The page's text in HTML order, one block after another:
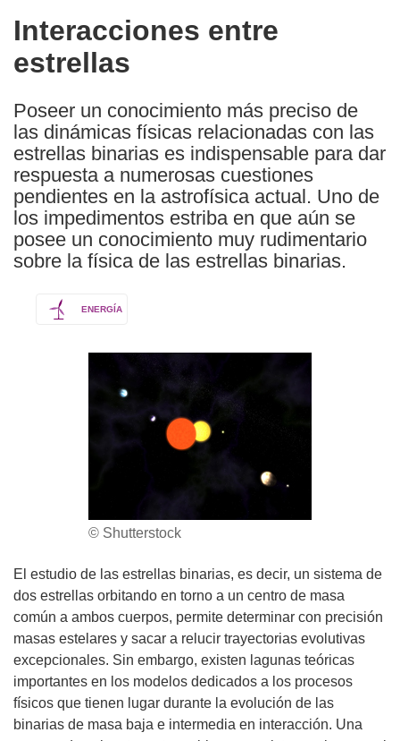
the
following
languages:
Interacciones entre
estrellas
Poseer un conocimiento más preciso de
las dinámicas físicas relacionadas con las
estrellas binarias es indispensable para dar
respuesta a numerosas cuestiones
pendientes en la astrofísica actual. Uno de
los impedimentos estriba en que aún se
posee un conocimiento muy rudimentario
sobre la física de las estrellas binarias.
ENERGÍA
© Shutterstock
El estudio de las estrellas binarias, es decir, un sistema de
dos estrellas orbitando en torno a un centro de masa
común a ambos cuerpos, permite determinar con precisión
masas estelares y sacar a relucir trayectorias evolutivas
excepcionales. Sin embargo, existen lagunas teóricas
importantes en los modelos dedicados a los procesos
físicos que tienen lugar durante la evolución de las
binarias de masa baja e intermedia en interacción. Una